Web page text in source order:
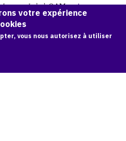
Lebel, OAM.ark:38997/o
12b5hg
LA CITATION
d'information
votre expérience
vous nous autorisez à utiliser